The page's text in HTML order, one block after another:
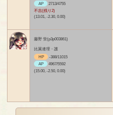
AP
2713/4755
不吉(残り2)
(13.01, -2.30, 0.00)
藤野 蛍(p3p003861)
比翼連理・護
HP
-388/11015
AP
4967/5592
(15.00, -2.50, 0.00)